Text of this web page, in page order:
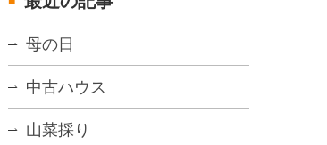
母の日
中古ハウス
山菜採り